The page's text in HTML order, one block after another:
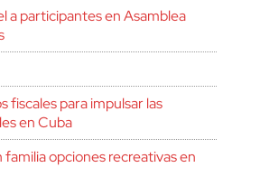
a participantes en Asamblea
fiscales para impulsar las
en Cuba
familia opciones recreativas en